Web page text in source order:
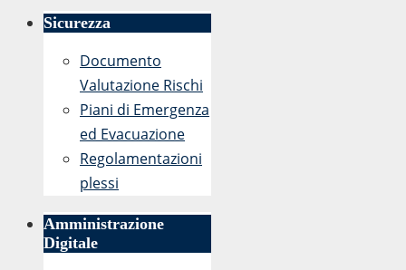
Sicurezza
Documento
Valutazione Rischi
Piani di Emergenza
ed Evacuazione
Regolamentazioni
plessi
Amministrazione
Digitale